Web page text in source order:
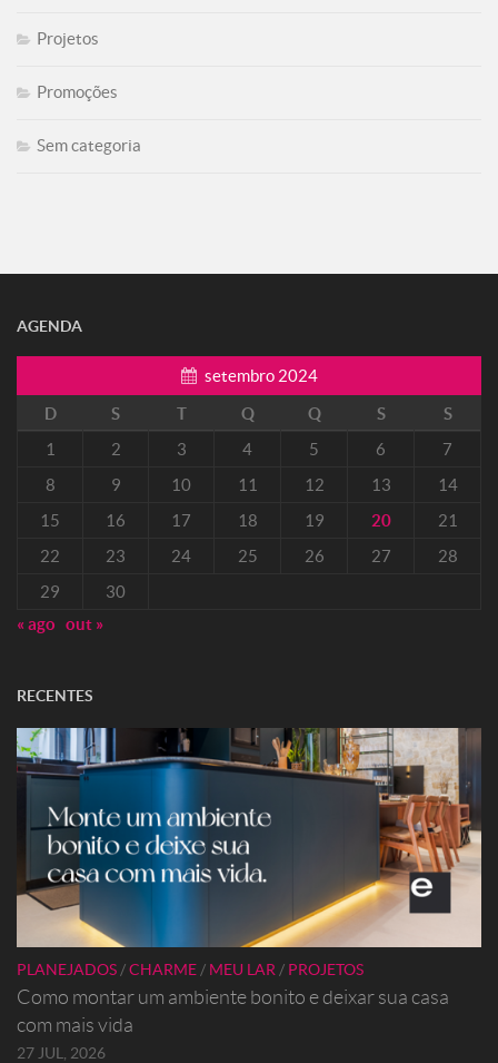
Projetos
Promoções
Sem categoria
AGENDA
setembro 2024
D
S T Q Q S
S
1
2 3 4 5 6
7
8
9 10 11 12 13
14
15
16 17 18 19 20
21
22
23 24 25 26 27
28
29
30
« ago out »
RECENTES
PLANEJADOS /CHARME / MEU LAR / PROJETOS
Como montar um ambiente bonito e deixar sua casa
com mais vida
27 JUL, 2026